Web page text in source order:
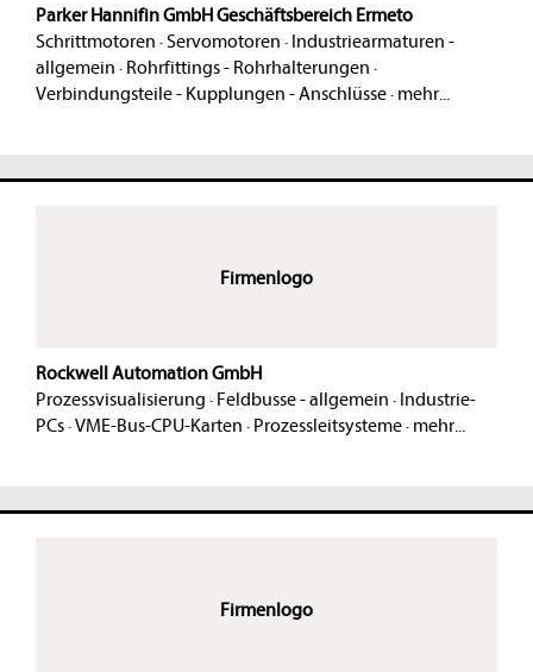
Parker Hannifin GmbH Geschäftsbereich Ermeto
Schrittmotoren · Servomotoren · Industriearmaturen -
allgemein · Rohrfittings - Rohrhalterungen ·
Verbindungsteile - Kupplungen - Anschlüsse· mehr...
Firmenlogo
Rockwell Automation GmbH
Prozessvisualisierung · Feldbusse - allgemein · Industrie-
PCs·VME-Bus-CPU-Karten · Prozessleitsysteme· mehr...
Firmenlogo